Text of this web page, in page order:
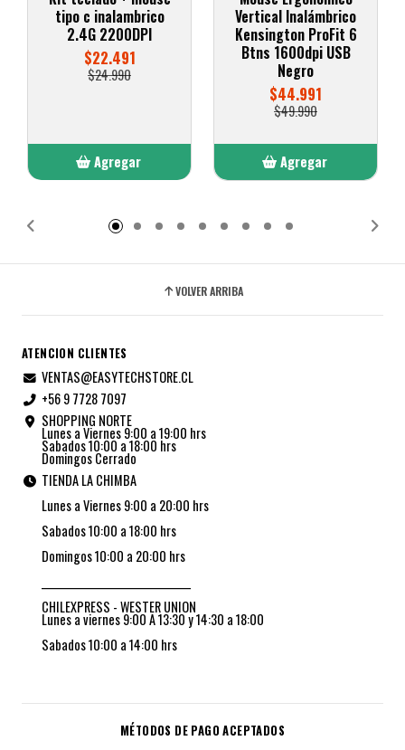
tipo c inalambrico
2.4G 2200DPI
$22.491
$24.990
Agregar
Vertical Inalámbrico
Kensington ProFit 6
Btns 1600dpi USB
Negro
$44.991
$49.990
Agregar
VOLVER ARRIBA
ATENCION CLIENTES
VENTAS@EASYTECHSTORE.CL
+56 9 7728 7097
SHOPPING NORTE
Lunes a Viernes 9:00 a 19:00 hrs
Sabados 10:00 a 18:00 hrs
Domingos Cerrado
TIENDA LA CHIMBA
Lunes a Viernes 9:00 a 20:00 hrs
Sabados 10:00 a 18:00 hrs
Domingos 10:00 a 20:00 hrs
CHILEXPRESS - WESTER UNION
Lunes a viernes 9:00 A 13:30 y 14:30 a 18:00
Sabados 10:00 a 14:00 hrs
MÉTODOS DE PAGO ACEPTADOS